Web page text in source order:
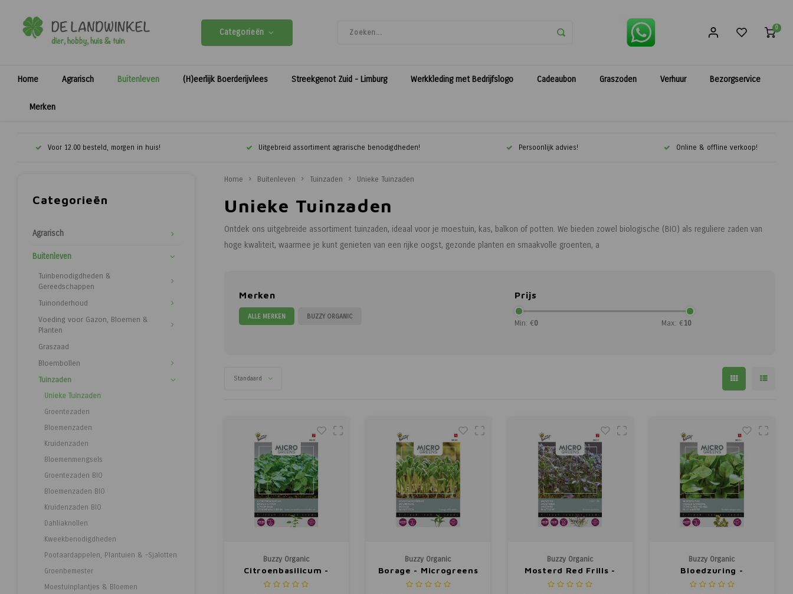
Categorieën 0
Home Agrarisch Buitenleven (H)eerlijk Boerderijvlees Streekgenot Zuid - Limburg Werkkleding met Bedrijfslogo Cadeaubon Graszoden Verhuur Bezorgservice
Merken
Voor 12.00 besteld, morgen in huis! Uitgebreid assortiment agrarische benodigdheden! Persoonlijk advies! Online & offline verkoop!
Categorieën
Agrarisch
Buitenleven
Tuinbenodigdheden &
Gereedschappen
Tuinonderhoud
Voeding voor Gazon, Bloemen &
Planten
Graszaad
Bloembollen
Tuinzaden
Unieke Tuinzaden
Groentezaden
Bloemenzaden
Kruidenzaden
Bloemenmengsels
Groentezaden BIO
Bloemenzaden BIO
Kruidenzaden BIO
Dahliaknollen
Kweekbenodigdheden
Pootaardappelen, Plantuien & -Sjalotten
Groenbemester
Moestuinplantjes & Bloemen
Home Buitenleven Tuinzaden Unieke Tuinzaden
Unieke Tuinzaden
Ontdek ons uitgebreide assortiment tuinzaden, ideaal voor je moestuin, kas, balkon of potten. We bieden zowel biologische (BIO) als reguliere zaden van
hoge kwaliteit, waarmee je kunt genieten van een rijke oogst, gezonde planten en smaakvolle groenten, a
Merken
ALLE MERKEN BUZZY ORGANIC
Prijs
Min: €0 Max: €10
Standaard
Buzzy Organic
Citroenbasilicum -
Microgreens
Buzzy Organic
Borage - Microgreens
Buzzy Organic
Mosterd Red Frills -
Microgreens
Buzzy Organic
Bloedzuring -
Microgreens